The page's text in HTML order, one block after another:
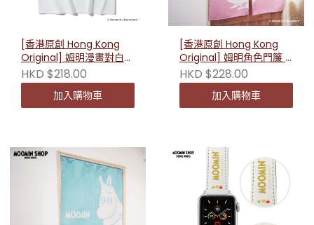
[香港原創 Hong Kong
Original] 姆明漫畫對白短
袖T恤（白色）
HKD $218.00
加入購物車
[香港原創 Hong Kong
Original] 姆明角色門簾 -
小美（附伸縮桿）
230597
HKD $228.00
加入購物車